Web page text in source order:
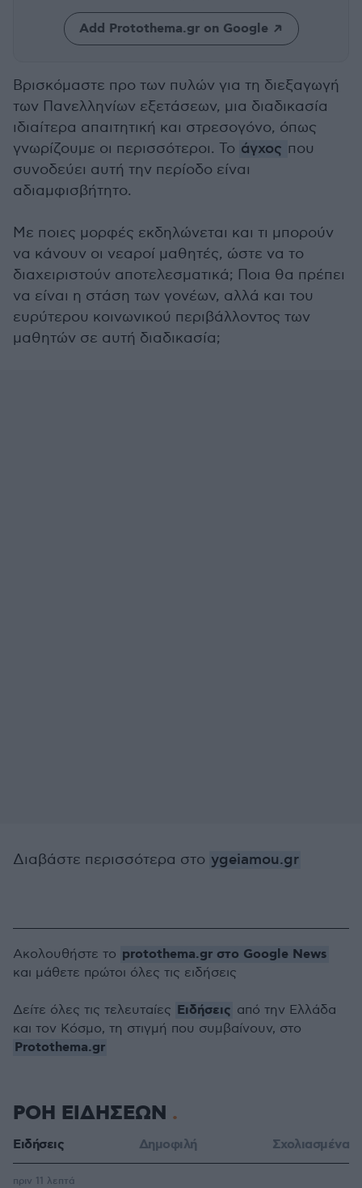
Add Protothema.gr on Google
Βρισκόμαστε προ των πυλών για τη διεξαγωγή
των Πανελληνίων εξετάσεων, μια διαδικασία
ιδιαίτερα απαιτητική και στρεσογόνο, όπως
γνωρίζουμε οι περισσότεροι. Το άγχος που
συνοδεύει αυτή την περίοδο είναι
αδιαμφισβήτητο.
Με ποιες μορφές εκδηλώνεται και τι μπορούν
να κάνουν οι νεαροί μαθητές, ώστε να το
διαχειριστούν αποτελεσματικά; Ποια θα πρέπει
να είναι η στάση των γονέων, αλλά και του
ευρύτερου κοινωνικού περιβάλλοντος των
μαθητών σε αυτή διαδικασία;
Διαβάστε περισσότερα στο ygeiamou.gr
Ακολουθήστε το protothema.gr στο Google News
και μάθετε πρώτοι όλες τις ειδήσεις
Δείτε όλες τις τελευταίες Ειδήσεις από την Ελλάδα
και τον Κόσμο, τη στιγμή που συμβαίνουν, στο
Protothema.gr
ΡΟΗ ΕΙΔΗΣΕΩΝ
Ειδήσεις Δημοφιλή Σχολιασμένα
πριν 11 λεπτά